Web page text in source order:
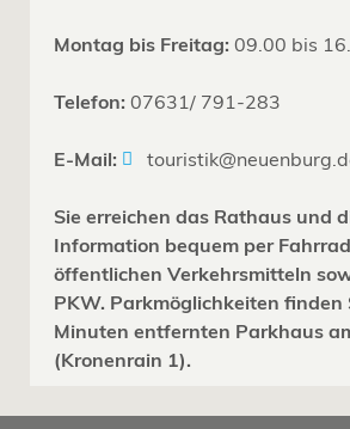
Montag bis Freitag: 09.00 bis
Telefon: 07631/ 791-283
E-Mail:
Sie erreichen das Rathaus und
Information bequem per
öffentlichen Verkehrsmitteln
PKW. Parkmöglichkeiten finden
Minuten entfernten Parkhaus
(Kronenrain 1).